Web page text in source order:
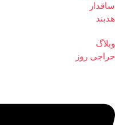
ساقدار
هدبند
وبلاگ
حراجی روز